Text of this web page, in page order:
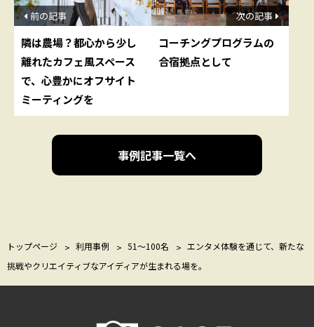
前の記事
隣は農場？都心から少し
離れたカフェ風スペース
で、心豊かにオフサイト
ミーティングを
次の記事
コーチングプログラムの
合宿拠点として
事例記事一覧へ
トップページ 利用事例 51〜100名
エンタメ体験を通じて、新たな
挑戦やクリエイティブなアイディアが生まれる場を。